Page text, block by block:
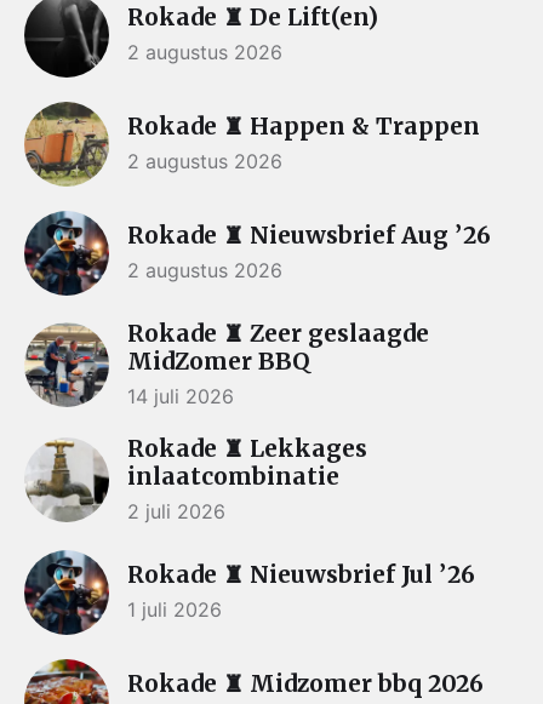
Rokade ♜ De Lift(en)
2 augustus 2026
Rokade ♜ Happen & Trappen
2 augustus 2026
Rokade ♜ Nieuwsbrief Aug ’26
2 augustus 2026
Rokade ♜ Zeer geslaagde
MidZomer BBQ
14 juli 2026
Rokade ♜ Lekkages
inlaatcombinatie
2 juli 2026
Rokade ♜ Nieuwsbrief Jul ’26
1 juli 2026
Rokade ♜ Midzomer bbq 2026